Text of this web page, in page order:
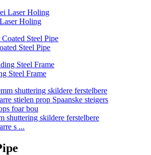
Holing
Steel Pipe
Steel Frame
shuttering skildere ferstelbere
s ...